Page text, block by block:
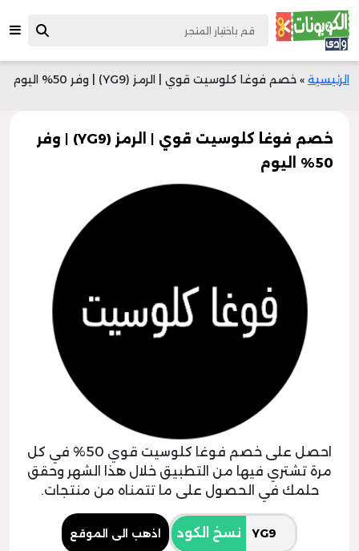
الرئيسية » خصم فوغا كلوسيت قوي | الرمز (YG9) | وفر 50% اليوم
خصم فوغا كلوسيت قوي | الرمز (YG9) | وفر
50% اليوم
احصل على خصم فوغا كلوسيت قوي 50% في كل
مرة تشتري فيها من التطبيق خلال هذا الشهر وحقق
حلمك في الحصول على ما تتمناه من منتجات.
نسخ الكود اذهب الى الموقع